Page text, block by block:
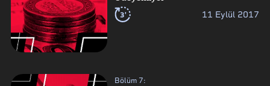
3' 11 Eylül 2017
Bölüm 7: